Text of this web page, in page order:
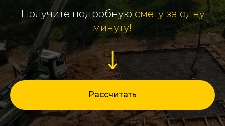
Получите подробную смету за одну
минуту!
Рассчитать